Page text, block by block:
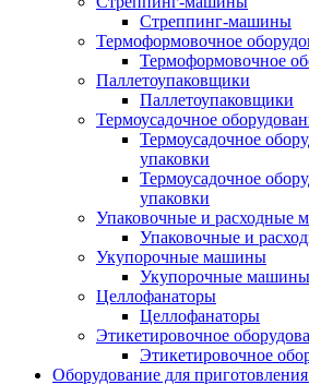
Стреппинг-машины
Термоформовочное
Термоформовочное
Паллетоупаковщики
Паллетоупаковщики
Термоусадочное
Термоусадочное
упаковки
Термоусадочное
упаковки
Упаковочные и расходные
Упаковочные и
Укупорочные машины
Укупорочные машины
Целлофанаторы
Целлофанаторы
Этикетировочное
Этикетировочное
Оборудование для